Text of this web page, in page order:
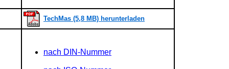
TechMas (5,8 MB) herunterladen
nach DIN-Nummer